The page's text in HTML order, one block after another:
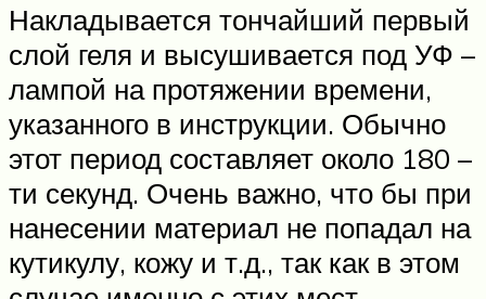
Накладывается тончайший первый
слой геля и высушивается под УФ –
лампой на протяжении времени,
указанного в инструкции. Обычно
этот период составляет около 180 –
ти секунд. Очень важно, что бы при
нанесении материал не попадал на
кутикулу, кожу и т.д., так как в этом